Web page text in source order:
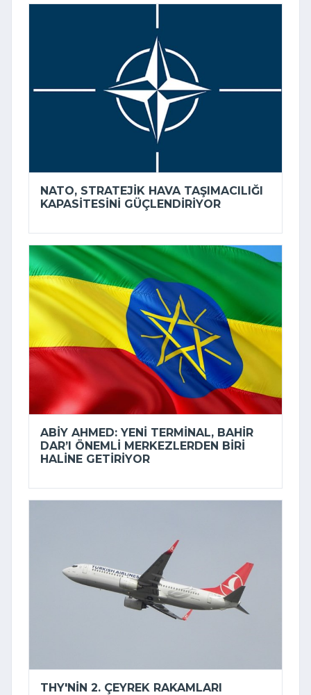
NATO, STRATEJIK HAVA TAŞIMACILIĞI
KAPASITESINI GÜÇLENDIRIYOR
ABIY AHMED: YENI TERMINAL, BAHIR
DAR’I ÖNEMLI MERKEZLERDEN BIRI
HALINE GETIRIYOR
THY'NIN 2. ÇEYREK RAKAMLARI